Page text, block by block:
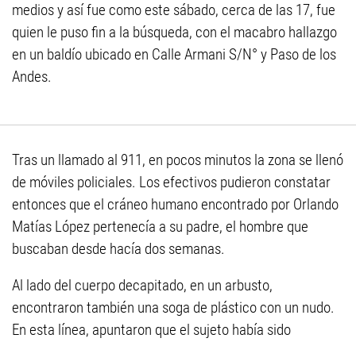
medios y así fue como este sábado, cerca de las 17, fue
quien le puso fin a la búsqueda, con el macabro hallazgo
en un baldío ubicado en Calle Armani S/N° y Paso de los
Andes.
Tras un llamado al 911, en pocos minutos la zona se llenó
de móviles policiales. Los efectivos pudieron constatar
entonces que el cráneo humano encontrado por Orlando
Matías López pertenecía a su padre, el hombre que
buscaban desde hacía dos semanas.
Al lado del cuerpo decapitado, en un arbusto,
encontraron también una soga de plástico con un nudo.
En esta línea, apuntaron que el sujeto había sido